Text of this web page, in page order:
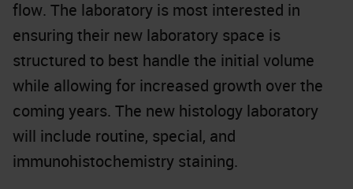
flow. The laboratory is most interested in
ensuring their new laboratory space is
structured to best handle the initial volume
while allowing for increased growth over the
coming years. The new histology laboratory
will include routine, special, and
immunohistochemistry staining.